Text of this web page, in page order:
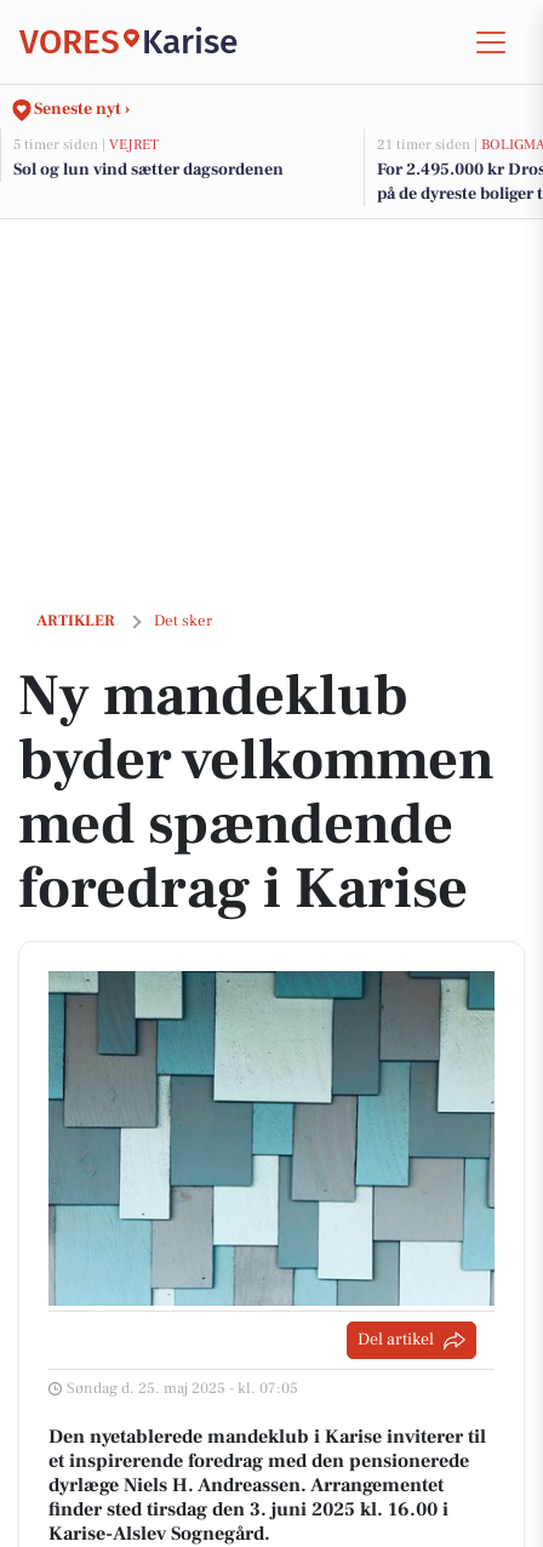
VORES Karise
Seneste nyt ›
5 timer siden | VEJRET
Sol og lun vind sætter dagsordenen
21 timer siden |
For 2.495.000 kr
på de dyreste boliger
ARTIKLER Det sker
Ny mandeklub byder velkommen med spændende foredrag i Karise
Ny mandeklub
byder velkommen
med spændende
foredrag i Karise
Del artikel
Søndag d. 25. maj 2025 - kl. 07:05
Den nyetablerede mandeklub i Karise inviterer til
et inspirerende foredrag med den pensionerede
dyrlæge Niels H. Andreassen. Arrangementet
finder sted tirsdag den 3. juni 2025 kl. 16.00 i
Karise-Alslev Sognegård.